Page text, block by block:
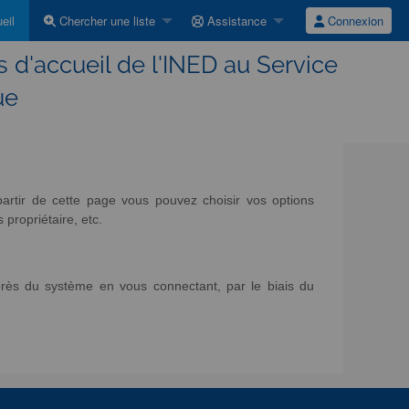
Chercher une liste Assistance Connexion
de l'INED au Service
de cette page vous pouvez choisir vos options
propriétaire, etc.
du système en vous connectant, par le biais du